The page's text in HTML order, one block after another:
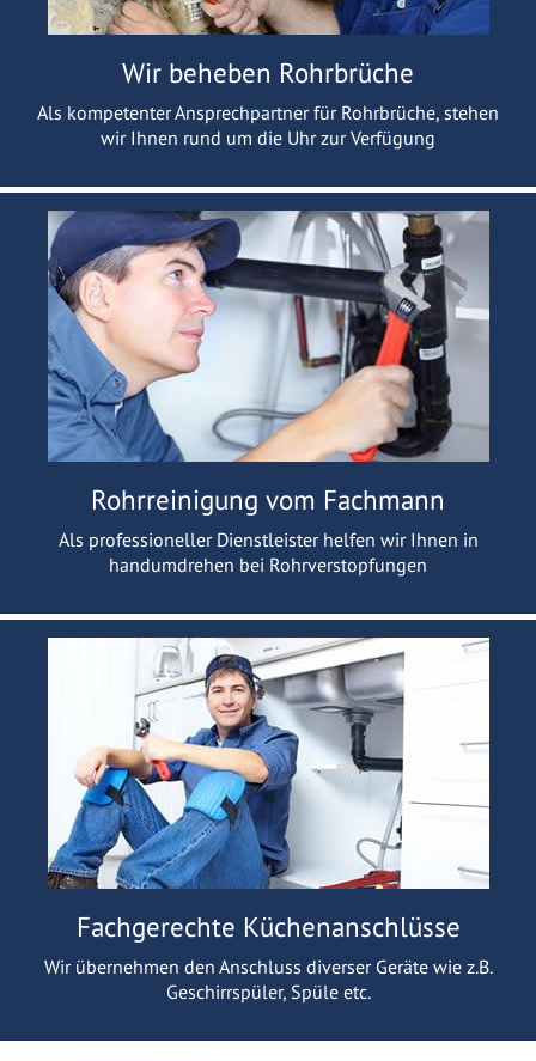
Wir beheben Rohrbrüche
Als kompetenter Ansprechpartner für Rohrbrüche, stehen
wir Ihnen rund um die Uhr zur Verfügung
Rohrreinigung vom Fachmann
Als professioneller Dienstleister helfen wir Ihnen in
handumdrehen bei Rohrverstopfungen
Fachgerechte Küchenanschlüsse
Wir übernehmen den Anschluss diverser Geräte wie z.B.
Geschirrspüler, Spüle etc.